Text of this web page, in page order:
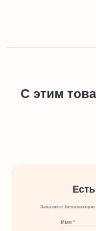
С этим
Закажите
Имя *